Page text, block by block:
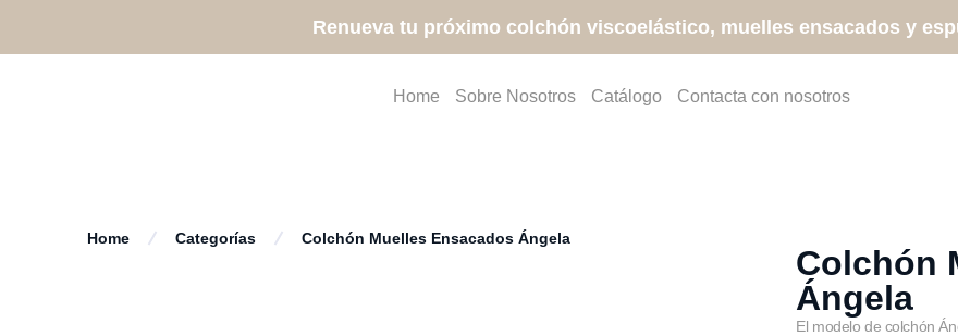
Renueva tu próximo colchón viscoelástico, muelles ensacados y
Home Sobre Nosotros Catálogo Contacta con nosotros
Home Categorías Colchón Muelles Ensacados Ángela
Colchón
Ángela
El modelo de colchón